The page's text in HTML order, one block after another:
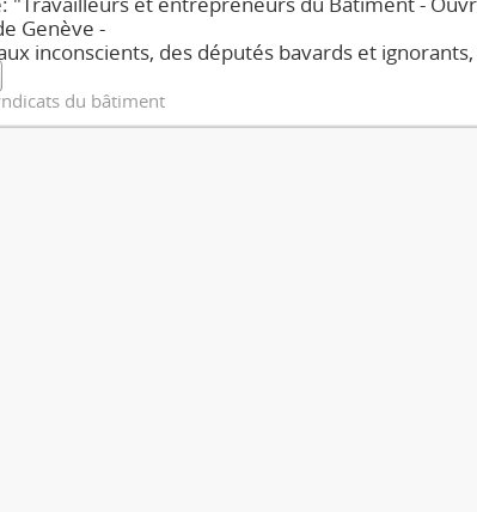
Genève -
inconscients, des députés bavards et
du bâtiment